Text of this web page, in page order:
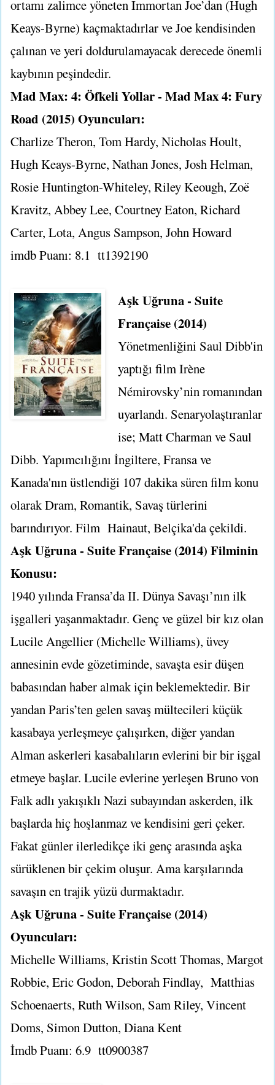
ortamı zalimce yöneten Immortan Joe’dan (Hugh
Keays-Byrne) kaçmaktadırlar ve Joe kendisinden
çalınan ve yeri doldurulamayacak derecede önemli
kaybının peşindedir.
Mad Max: 4: Öfkeli Yollar - Mad Max 4: Fury
Road (2015) Oyuncuları:
Charlize Theron, Tom Hardy, Nicholas Hoult,
Hugh Keays-Byrne, Nathan Jones, Josh Helman,
Rosie Huntington-Whiteley, Riley Keough, Zoë
Kravitz, Abbey Lee, Courtney Eaton, Richard
Carter, Lota, Angus Sampson, John Howard
imdb Puanı: 8.1 tt1392190
Aşk Uğruna - Suite
Française (2014)
Yönetmenliğini Saul Dibb'in
yaptığı film Irène
Némirovsky’nin romanından
uyarlandı. Senaryolaştıranlar
ise; Matt Charman ve Saul
Dibb. Yapımcılığını İngiltere, Fransa ve
Kanada'nın üstlendiği 107 dakika süren film konu
olarak Dram, Romantik, Savaş türlerini
barındırıyor. Film Hainaut, Belçika'da çekildi.
Aşk Uğruna - Suite Française (2014) Filminin
Konusu:
1940 yılında Fransa’da II. Dünya Savaşı’nın ilk
işgalleri yaşanmaktadır. Genç ve güzel bir kız olan
Lucile Angellier (Michelle Williams), üvey
annesinin evde gözetiminde, savaşta esir düşen
babasından haber almak için beklemektedir. Bir
yandan Paris’ten gelen savaş mültecileri küçük
kasabaya yerleşmeye çalışırken, diğer yandan
Alman askerleri kasabalıların evlerini bir bir işgal
etmeye başlar. Lucile evlerine yerleşen Bruno von
Falk adlı yakışıklı Nazi subayından askerden, ilk
başlarda hiç hoşlanmaz ve kendisini geri çeker.
Fakat günler ilerledikçe iki genç arasında aşka
sürüklenen bir çekim oluşur. Ama karşılarında
savaşın en trajik yüzü durmaktadır.
Aşk Uğruna - Suite Française (2014)
Oyuncuları:
Michelle Williams, Kristin Scott Thomas, Margot
Robbie, Eric Godon, Deborah Findlay, Matthias
Schoenaerts, Ruth Wilson, Sam Riley, Vincent
Doms, Simon Dutton, Diana Kent
İmdb Puanı: 6.9 tt0900387